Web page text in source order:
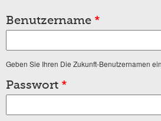
Benutzername *
Geben Sie Ihren Die Zukunft-Benutzernamen
Passwort *